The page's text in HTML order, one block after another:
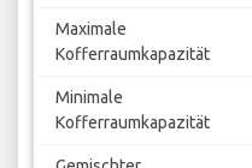
Maximale
Kofferraumkapazität
Minimale
Kofferraumkapazität